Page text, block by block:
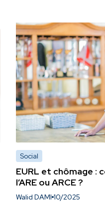
Social
EURL et chômage :
l’ARE ou ARCE ?
Walid DAMI 10/2025